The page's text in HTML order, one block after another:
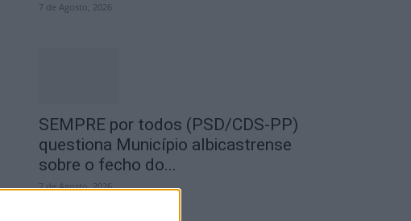
7 de Agosto, 2026
SEMPRE por todos (PSD/CDS-PP)
questiona Município albicastrense
sobre o fecho do...
7 de Agosto, 2026